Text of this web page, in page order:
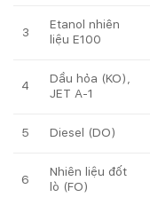
3
Etanol nhiên
liệu E100
4
Dầu hỏa (KO),
JET A-1
5 Diesel (DO)
6
Nhiên liệu đốt
lò (FO)